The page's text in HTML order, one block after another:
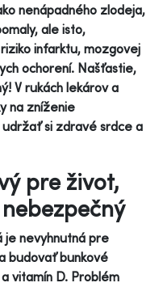
nenápadného zlodeja,
ale isto,
infarktu, mozgovej
ochorení. Našťastie,
V rukách lekárov a
na zníženie
si zdravé srdce a
pre život,
je nevyhnutná pre
budovať bunkové
vitamín D. Problém